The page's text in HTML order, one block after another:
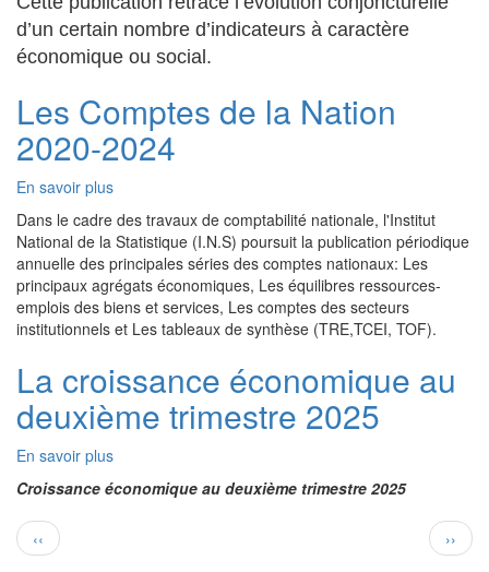
Mensuel
de
la
2025
d’un certain nombre d’indicateurs à caractère
économique ou social.
Les Comptes de la Nation
2020-2024
En savoir plus
Les
Comptes
de
la
Nation
2020-
2024
Dans le cadre des travaux de comptabilité nationale, l'Institut
National de la Statistique (I.N.S) poursuit la publication périodique
annuelle des principales séries des comptes nationaux: Les
principaux agrégats économiques, Les équilibres ressources-
emplois des biens et services, Les comptes des secteurs
institutionnels et Les tableaux de synthèse (TRE,TCEI, TOF).
La croissance économique au
deuxième trimestre 2025
En savoir plus
croissance
Croissance économique au deuxième trimestre 2025
Pagination
Page
précédente
‹‹
Page
››